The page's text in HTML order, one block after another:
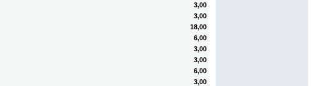
3,00
3,00
18,00
6,00
3,00
3,00
6,00
3,00